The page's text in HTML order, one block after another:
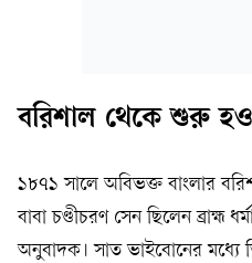
বরিশাল থেকে শুরু
১৮৭১ সালে অবিভক্ত বাংলার
বাবা চণ্ডীচরণ সেন ছিলেন ব্রাহ্ম
অনুবাদক। সাত ভাইবোনের মধ্যে